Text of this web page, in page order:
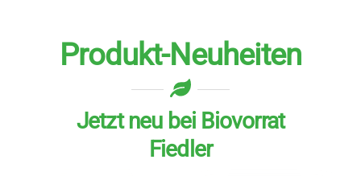
Produkt-Neuheiten
Jetzt neu bei Biovorrat
Fiedler